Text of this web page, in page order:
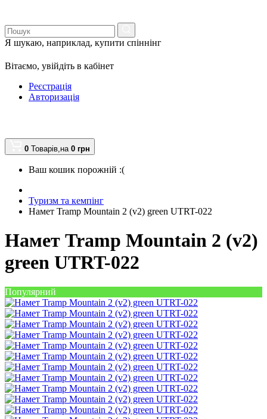
Я шукаю, наприклад, купити спіннінг
Вітаємо, увійдіть в кабінет
Реєстрація
Авторизація
0 Товарів,на 0 грн
Ваш кошик порожній :(
Туризм та кемпінг
Намет Tramp Mountain 2 (v2) green UTRT-022
Намет Tramp Mountain 2 (v2)
green UTRT-022
Популярний